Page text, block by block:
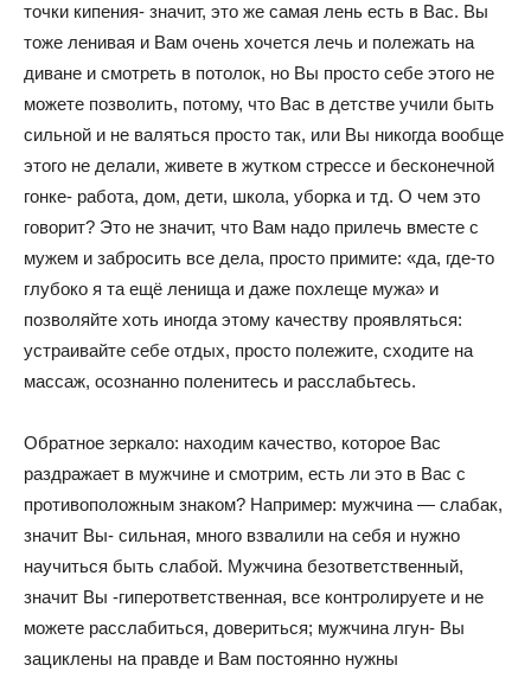
точки кипения- значит, это же самая лень есть в Вас. Вы
тоже ленивая и Вам очень хочется лечь и полежать на
диване и смотреть в потолок, но Вы просто себе этого не
можете позволить, потому, что Вас в детстве учили быть
сильной и не валяться просто так, или Вы никогда вообще
этого не делали, живете в жутком стрессе и бесконечной
гонке- работа, дом, дети, школа, уборка и тд. О чем это
говорит? Это не значит, что Вам надо прилечь вместе с
мужем и забросить все дела, просто примите: «да, где-то
глубоко я та ещё ленища и даже похлеще мужа» и
позволяйте хоть иногда этому качеству проявляться:
устраивайте себе отдых, просто полежите, сходите на
массаж, осознанно поленитесь и расслабьтесь.
Обратное зеркало: находим качество, которое Вас
раздражает в мужчине и смотрим, есть ли это в Вас с
противоположным знаком? Например: мужчина — слабак,
значит Вы- сильная, много взвалили на себя и нужно
научиться быть слабой. Мужчина безответственный,
значит Вы -гиперответственная, все контролируете и не
можете расслабиться, довериться; мужчина лгун- Вы
зациклены на правде и Вам постоянно нужны